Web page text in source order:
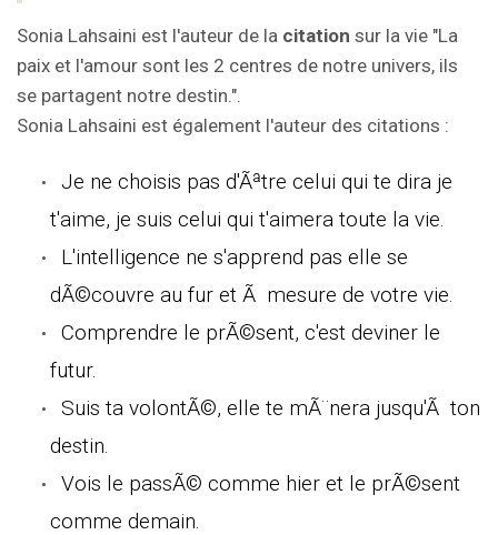
Sonia Lahsaini est l'auteur de la citation sur la vie "La
paix et l'amour sont les 2 centres de notre univers, ils
se partagent notre destin.".
Sonia Lahsaini est également l'auteur des citations :
Je ne choisis pas d'Ãªtre celui qui te dira je
t'aime, je suis celui qui t'aimera toute la vie.
L'intelligence ne s'apprend pas elle se
dÃ©couvre au fur et Ã mesure de votre vie.
Comprendre le prÃ©sent, c'est deviner le
futur.
Suis ta volontÃ©, elle te mÃ¨nera jusqu'Ã ton
destin.
Vois le passÃ© comme hier et le prÃ©sent
comme demain.